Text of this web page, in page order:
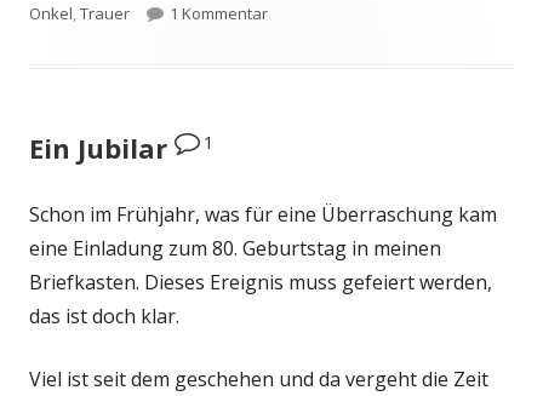
am
Onkel,Trauer 1 Kommentarzu In liebevoller Erinnerung
Ein Jubilar 1
Schon im Frühjahr, was für eine Überraschung kam
eine Einladung zum 80. Geburtstag in meinen
Briefkasten. Dieses Ereignis muss gefeiert werden,
das ist doch klar.
Viel ist seit dem geschehen und da vergeht die Zeit